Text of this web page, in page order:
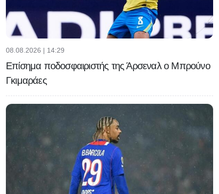
08.08.2026 | 14:29
Επίσημα ποδοσφαιριστής της Άρσεναλ ο Μπρούνο
Γκιμαράες